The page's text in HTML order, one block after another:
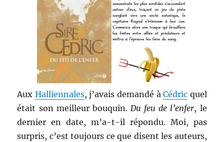
Aux Halliennales, j’avais demandé àCédric quel
était son meilleur bouquin. Du feu de l’enfer, le
dernier en date, m’a-t-il répondu. Moi, pas
surpris, c’est toujours ce que disent les auteurs,